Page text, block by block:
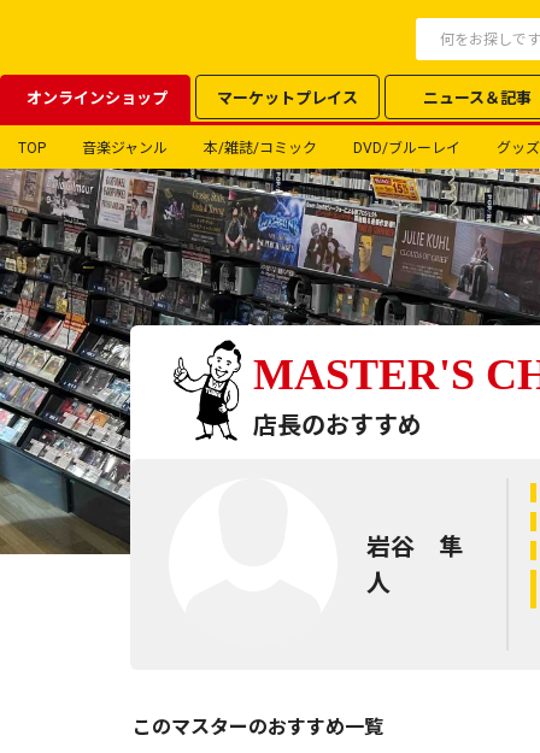
オンラインショップ マーケットプレイス ニュース＆記事
TOP 音楽ジャンル 本/雑誌/コミック DVD/ブルーレイ グッズ
MASTER'S
店長のおすすめ
岩谷 隼
人
このマスターのおすすめ一覧